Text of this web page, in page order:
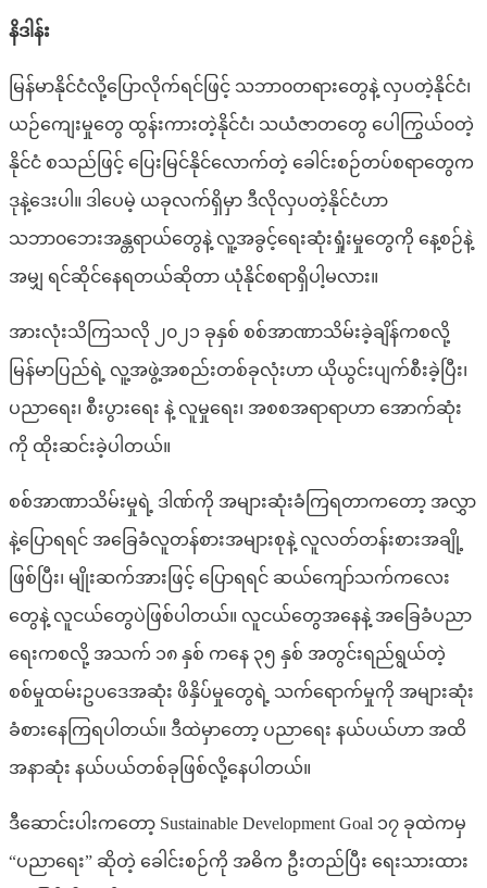
နိဒါန်း
မြန်မာနိုင်ငံလို့ပြောလိုက်ရင်ဖြင့် သဘာ၀တရားတွေနဲ့ လှပတဲ့နိုင်ငံ၊
ယဉ်ကျေးမှုတွေ ထွန်းကားတဲ့နိုင်ငံ၊ သယံဇာတတွေ ပေါကြွယ်၀တဲ့
နိုင်ငံ စသည်ဖြင့် ပြေးမြင်နိုင်လောက်တဲ့ ခေါင်းစဉ်တပ်စရာတွေက
ဒု‌နဲ့ဒေးပါ။ ဒါပေမဲ့ ယခုလက်ရှိမှာ ဒီလိုလှပတဲ့နိုင်ငံဟာ
သဘာ၀ဘေးအန္တရာယ်တွေနဲ့ လူ့အခွင့်ရေးဆုံးရှုံးမှုတွေကို နေ့စဉ်နဲ့
အမျှ ရင်ဆိုင်နေရတယ်ဆိုတာ ယုံနိုင်စရာရှိပါ့မလား။
အားလုံးသိကြသလို ၂၀၂၁ ခုနှစ် စစ်အာဏာသိမ်းခဲ့ချိန်ကစလို့
မြန်မာပြည်ရဲ့ လူ့အဖွဲ့အစည်းတစ်ခုလုံးဟာ ယိုယွင်းပျက်စီးခဲ့ပြီး၊
ပညာရေး၊ စီးပွားရေး နဲ့ လူမှုရေး၊ အစစအရာရာဟာ‌ အောက်ဆုံး
ကို ထိုးဆင်းခဲ့ပါတယ်။
စစ်အာဏာသိမ်းမှုရဲ့ ဒါဏ်ကို အများဆုံးခံကြရတာကတော့ အလွှာ
နဲ့ပြောရရင် အခြေခံလူတန်စားအများစုနဲ့ လူလတ်တန်းစားအချို့
ဖြစ်ပြီး၊ မျိုးဆက်အားဖြင့် ပြောရရင် ဆယ်ကျော်သက်ကလေး
တွေနဲ့ လူငယ်တွေပဲဖြစ်ပါတယ်။ လူငယ်တွေ‌အနေနဲ့ အခြေခံပညာ
ရေးကစလို့ အသက် ၁၈ နှစ် ကနေ ၃၅ နှစ် အတွင်းရည်ရွယ်တဲ့
စစ်မှုထမ်းဥပဒေအဆုံး ဖိနှိပ်မှုတွေရဲ့ သက်ရောက်မှုကို အများဆုံး
ခံစားနေကြရပါတယ်။ ဒီထဲမှာတော့ ပညာရေး နယ်ပယ်ဟာ အထိ
အနာဆုံး နယ်ပယ်တစ်ခုဖြစ်လို့နေပါတယ်။
ဒီဆောင်းပါးကတော့ Sustainable Development Goal ၁၇ ခုထဲကမှ
“ပညာရေး” ဆိုတဲ့ ခေါင်းစဉ်ကို အဓိက ဦးတည်ပြီး ရေးသားထား